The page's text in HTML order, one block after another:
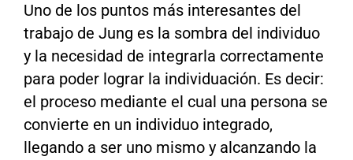
Uno de los puntos más interesantes del
trabajo de Jung es la sombra del individuo
y la necesidad de integrarla correctamente
para poder lograr la individuación. Es decir:
el proceso mediante el cual una persona se
convierte en un individuo integrado,
llegando a ser uno mismo y alcanzando la